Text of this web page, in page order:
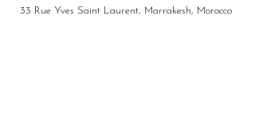
33 Rue Yves Saint Laurent, Marrakesh, Morocco